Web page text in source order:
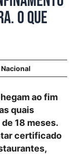
O que
Nacional
ao fim
quais
18 meses.
certificado